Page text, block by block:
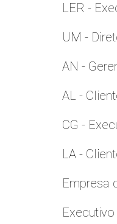
LER -
UM -
AN -
AL -
CG -
LA -
Empresa